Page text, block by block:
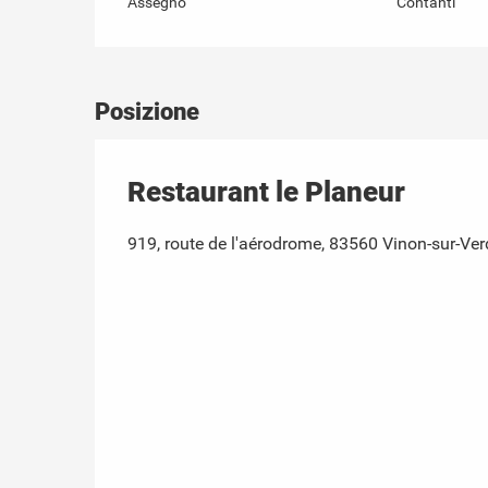
Posizione
Restaurant le Planeur
919, route de l'aérodrome, 83560 Vinon-sur-